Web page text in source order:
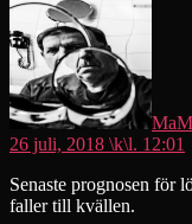
26 juli, 2018 \k\l. 12:01
Senaste prognosen för
faller till kvällen.